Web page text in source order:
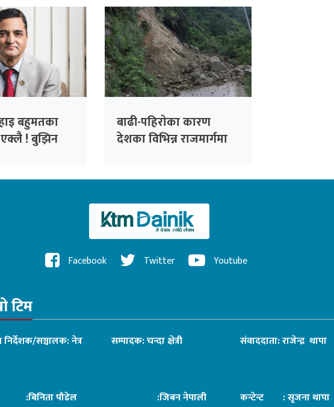
बहुमतका
एक्लै ! बुझिन
बाढी-पहिराेका कारण
देशका विभिन्न राजमार्गमा
Facebook Twitter Youtube
टिम
निर्देशक/सञ्चालक: नेत्र
सम्पादक: चन्दा क्षेत्री संवाददाता: राजेन्द्र थापा
पौडेल :जिबन नेपाली कन्टेन्ट : सृजना थापा